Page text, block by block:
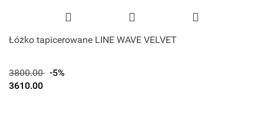
Łóżko tapicerowane LINE WAVE VELVET
3800.00 -5%
3610.00